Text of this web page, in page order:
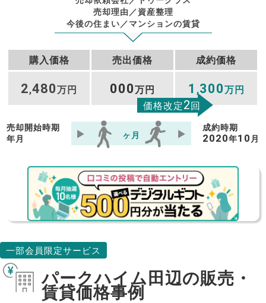
売却理由／資産整理
今後の住まい／マンションの賃貸
購入価格 売出価格 成約価格
2,480万円 000万円 1 ,300万円
価格改定2回
売却開始時期
年 月 ヶ月
成約時期
2020年10 月
一部会員限定サービス
パークハイム田辺の販売・
賃貸価格事例